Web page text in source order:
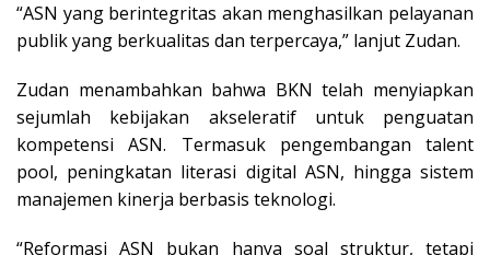
“ASN yang berintegritas akan menghasilkan pelayanan
publik yang berkualitas dan terpercaya,” lanjut Zudan.
Zudan menambahkan bahwa BKN telah menyiapkan
sejumlah kebijakan akseleratif untuk penguatan
kompetensi ASN. Termasuk pengembangan talent
pool, peningkatan literasi digital ASN, hingga sistem
manajemen kinerja berbasis teknologi.
“Reformasi ASN bukan hanya soal struktur, tetapi